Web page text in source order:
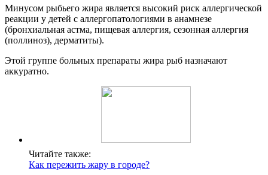
Минусом рыбьего жира является высокий риск аллергической
реакции у детей с аллергопатологиями в анамнезе
(бронхиальная астма, пищевая аллергия, сезонная аллергия
(поллиноз), дерматиты).
Этой группе больных препараты жира рыб назначают
аккуратно.
Читайте также:
Как пережить жару в городе?